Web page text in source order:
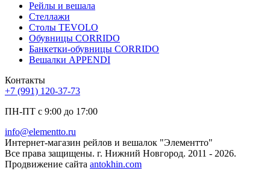
Рейлы и вешала
Стеллажи
Столы TEVOLO
Обувницы CORRIDO
Банкетки-обувницы CORRIDO
Вешалки APPENDI
Контакты
+7 (991) 120-37-73
ПН-ПТ с 9:00 до 17:00
info@elementto.ru
Интернет-магазин рейлов и вешалок "Элементто"
Все права защищены. г. Нижний Новгород. 2011 - 2026.
Продвижение сайта antokhin.com